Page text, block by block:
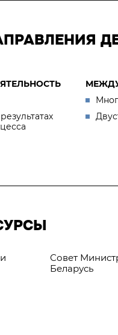
Совет
Беларусь